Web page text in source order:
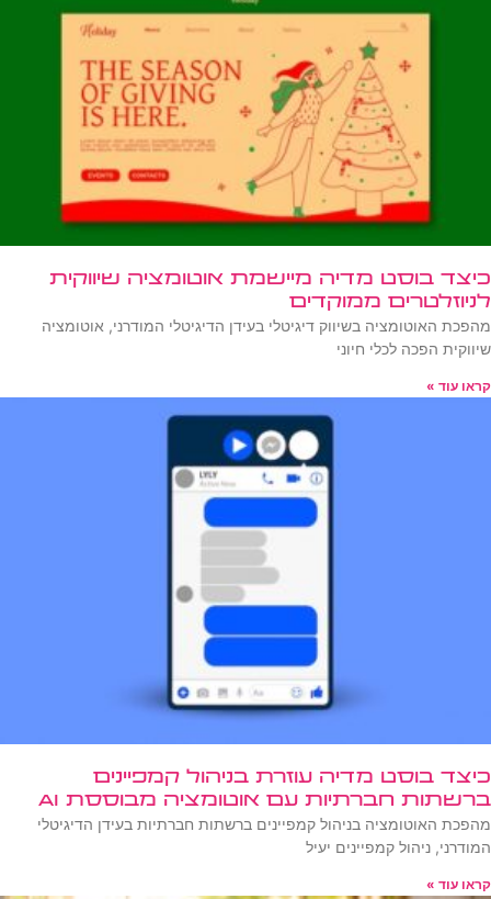
כיצד בוסט מדיה מיישמת אוטומציה שיווקית
לניוזלטרים ממוקדים
מהפכת האוטומציה בשיווק דיגיטלי בעידן הדיגיטלי המודרני, אוטומציה
שיווקית הפכה לכלי חיוני
קראו עוד »
כיצד בוסט מדיה עוזרת בניהול קמפיינים
ברשתות חברתיות עם אוטומציה מבוססת AI
מהפכת האוטומציה בניהול קמפיינים ברשתות חברתיות בעידן הדיגיטלי
המודרני, ניהול קמפיינים יעיל
קראו עוד »